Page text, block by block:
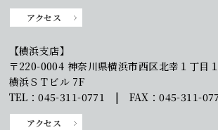
アクセス
【横浜支店】
〒220-0004 神奈川県横浜市西区北幸１丁目
横浜ＳＴビル 7F
TEL：045-311-0771 | FAX：045-311-
アクセス